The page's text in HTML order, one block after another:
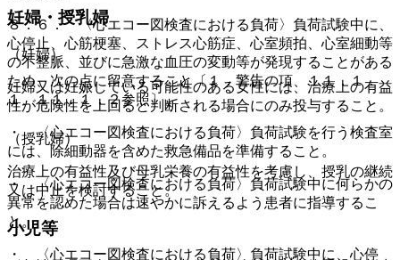
妊婦・授乳婦
（妊婦）
妊婦又は妊娠している可能性のある女性には、治療上の有益
性が危険性を上回ると判断される場合にのみ投与すること。
（授乳婦）
治療上の有益性及び母乳栄養の有益性を考慮し、授乳の継続
又は中止を検討すること。
小児等
８．６． 〈心エコー図検査における負荷〉負荷試験中に、
心停止、心筋梗塞、ストレス心筋症、心室頻拍、心室細動等
の不整脈、並びに急激な血圧の変動等が発現することがある
ため、次の点に留意すること〔１．警告の項、１１．１．
１、１１．１．２参照〕。
・ 〈心エコー図検査における負荷〉負荷試験を行う検査室
には、除細動器を含めた救急備品を準備すること。
・ 〈心エコー図検査における負荷〉負荷試験中に何らかの
異常を認めた場合は速やかに訴えるよう患者に指導するこ
と。
・ 〈心エコー図検査における負荷〉負荷試験中に、心停